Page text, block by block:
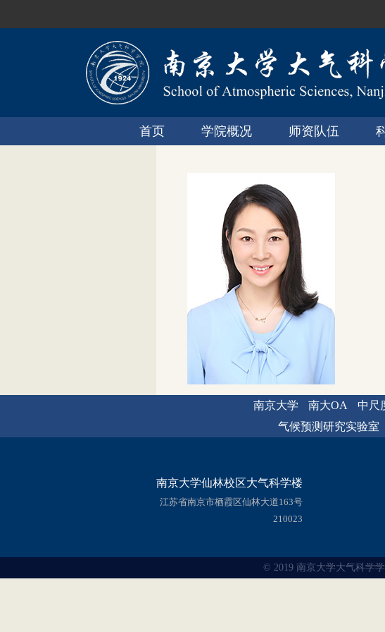
首页 学院概况 师资队伍
南京大学 南大OA 中尺
气候预测研究实验室
南京大学仙林校区大气科学楼
江苏省南京市栖霞区仙林大道163号
210023
© 2019 南京大学大气科学学